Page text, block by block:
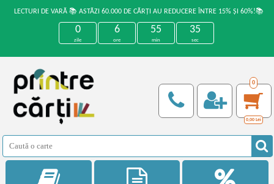
LECTURI DE VARĂ 📚 ASTĂZI 60.000 DE CĂRȚI AU REDUCERE ÎNTRE 15% ȘI 60%!📚
0
zile
6
ore
55
min
35
sec
0
0,00 Lei